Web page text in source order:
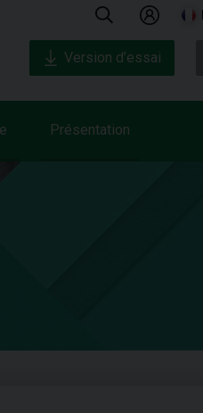
Présentation
Version d’essai